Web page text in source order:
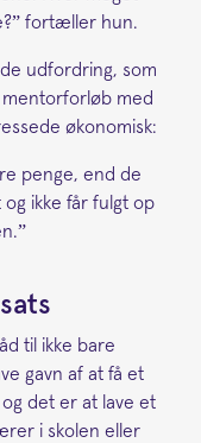
fortæller hun.
udfordring, som
med
økonomisk:
penge, end de
ikke får fulgt op
til ikke bare
gavn af at få et
det er at lave et
i skolen eller